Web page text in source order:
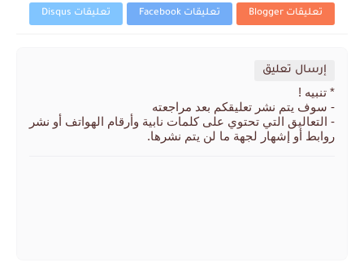
تعليقات Blogger تعليقات Facebook تعليقات Disqus
إرسال تعليق
* تنبيه !
- سوف يتم نشر تعليقكم بعد مراجعته
- التعاليق التي تحتوي على كلمات نابية وأرقام الهواتف أو نشر
روابط أو إشهار لجهة ما لن يتم نشرها.